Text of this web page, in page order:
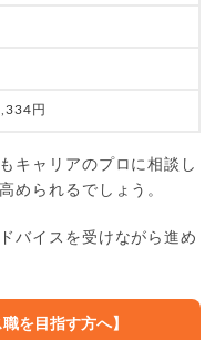
円
キャリアのプロに相談し
められるでしょう。
バイスを受けながら進め
を目指す方へ】